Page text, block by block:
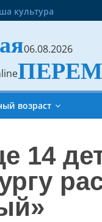
культура
06.08.2026
возраст
14